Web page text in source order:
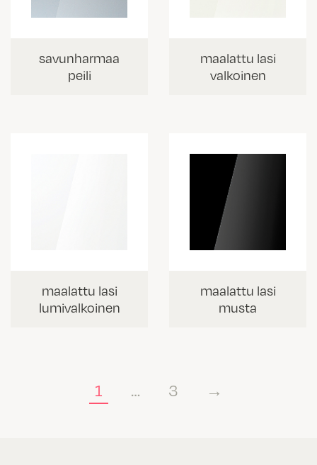
savunharmaa
peili
maalattu lasi
valkoinen
maalattu lasi
lumivalkoinen
maalattu lasi
musta
1 … 3 →